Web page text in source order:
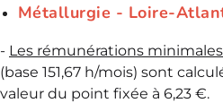
Métallurgie - Loire-
- Les rémunérations
(base 151,67 h/mois) sont
valeur du point fixée à 6,23 €.